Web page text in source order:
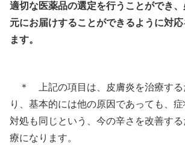
適切な医薬品の選定を行うことができ
元にお届けすることができるように対
ます。
＊ 上記の項目は、皮膚炎を治療する
り、基本的には他の原因であっても、症
対処も同じという、今の辛さを改善す
療になります。